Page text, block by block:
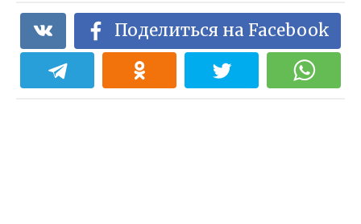
Поделиться на Facebook